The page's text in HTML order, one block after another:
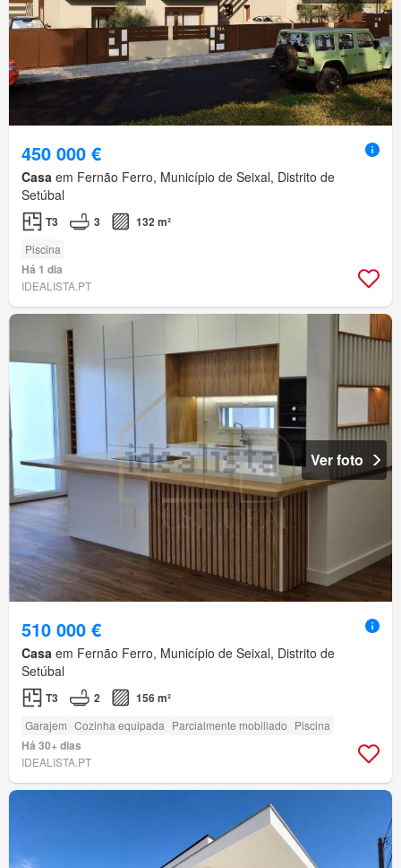
450 000 €
Casa em Fernão Ferro, Município de Seixal, Distrito de
Setúbal
T3 3 132 m²
Piscina
Há 1 dia
IDEALISTA.PT
Ver foto
510 000 €
Casa em Fernão Ferro, Município de Seixal, Distrito de
Setúbal
T3 2 156 m²
Garajem Cozinha equipada Parcialmente mobiliado Piscina
Há 30+ dias
IDEALISTA.PT